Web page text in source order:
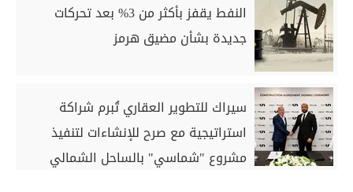
النفط يقفز بأكثر من 3% بعد تحركات
جديدة بشأن مضيق هرمز
سيراك للتطوير العقاري تُبرم شراكة
استراتيجية مع صرح للإنشاءات لتنفيذ
مشروع "شماسي" بالساحل الشمالي